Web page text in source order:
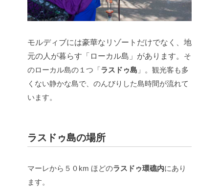
モルディブには豪華なリゾートだけでなく、地
元の人が暮らす「ローカル島」があります。 そ
のローカル島の１つ「ラスドゥ島 」。観光客も多
くない静かな島で、のんびりした島時間が流れて
います。
ラスドゥ島の場所
マーレから５０km ほどのラスドゥ環礁内にあり
ます。